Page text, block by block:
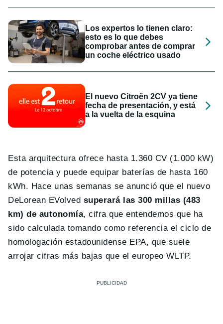
Los expertos lo tienen claro:
esto es lo que debes
comprobar antes de comprar
un coche eléctrico usado
El nuevo Citroën 2CV ya tiene
fecha de presentación, y está
a la vuelta de la esquina
Esta arquitectura ofrece hasta 1.360 CV (1.000 kW)
de potencia y puede equipar baterías de hasta 160
kWh. Hace unas semanas se anunció que el nuevo
DeLorean EVolved superará las 300 millas (483
km) de autonomía, cifra que entendemos que ha
sido calculada tomando como referencia el ciclo de
homologación estadounidense EPA, que suele
arrojar cifras más bajas que el europeo WLTP.